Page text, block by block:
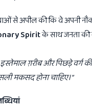
से अपील की कि वे अपनी
Spiritके साथ जनता की
ग़रीब और पिछड़े वर्ग
मकसद होना चाहिए।”